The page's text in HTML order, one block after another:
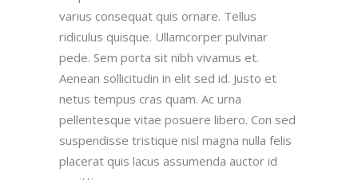
varius consequat quis ornare. Tellus
ridiculus quisque. Ullamcorper pulvinar
pede. Sem porta sit nibh vivamus et.
Aenean sollicitudin in elit sed id. Justo et
netus tempus cras quam. Ac urna
pellentesque vitae posuere libero. Con sed
suspendisse tristique nisl magna nulla felis
placerat quis lacus assumenda auctor id